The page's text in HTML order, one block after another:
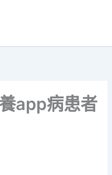
app病患者